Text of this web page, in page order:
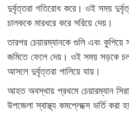
দুর্বৃত্তরা গতিরোধ করে। ওই সময়
চালককে মারধরে করে সরিয়ে দেয়।
তারপর চেয়ারম্যানকে গুলি এবং কুপিয়ে
জমিতে ফেলে দেয়। ওই সময় সড়কে
আসলে দুর্বৃত্তরা পালিয়ে যায়।
আহত অবস্থায় প্রথমে চেয়ারম্যান
উপজেলা স্বাস্থ্য কমপ্লেক্সে ভর্তি করা